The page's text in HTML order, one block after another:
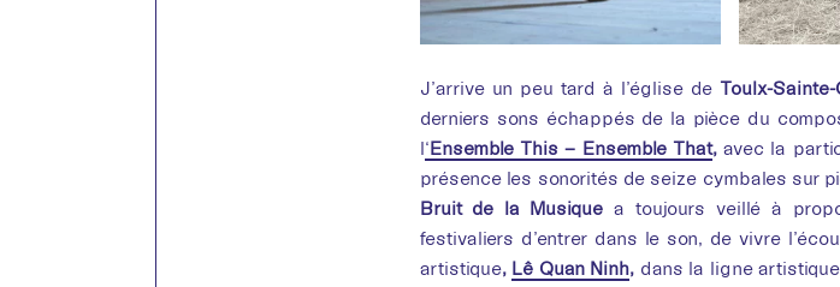
J’arrive un peu tard à l’église deToulx-Sainte-
derniers sons échappés de la pièce du
l‘Ensemble This – Ensemble That,avec la
présence les sonorités de seize cymbales sur
Bruit de la Musique a toujours veillé à
festivaliers d’entrer dans le son, de vivre
artistique, Lê Quan Ninh, dans la ligne